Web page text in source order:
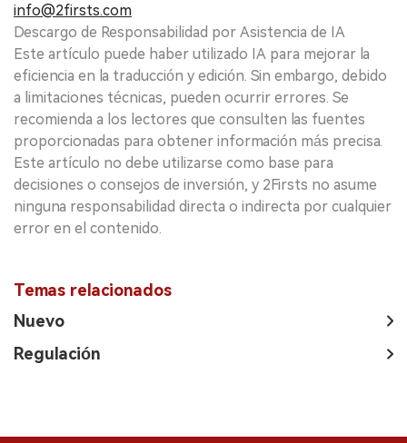
info@2firsts.com
Descargo de Responsabilidad por Asistencia de IA
Este artículo puede haber utilizado IA para mejorar la
eficiencia en la traducción y edición. Sin embargo, debido
a limitaciones técnicas, pueden ocurrir errores. Se
recomienda a los lectores que consulten las fuentes
proporcionadas para obtener información más precisa.
Este artículo no debe utilizarse como base para
decisiones o consejos de inversión, y 2Firsts no asume
ninguna responsabilidad directa o indirecta por cualquier
error en el contenido.
Temas relacionados
Nuevo
Regulación